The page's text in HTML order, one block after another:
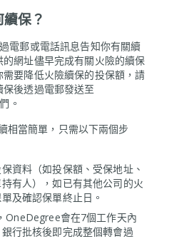
保？
電郵或電話訊息告知你有關續
網址儘早完成有關火險的續保
要降低火險續保的投保額，請
後透過電郵發送至
。
相當簡單，只需以下兩個步
資料（如投保額、受保地址、
有人），如已有其他公司的火
及確認保單終止日。
OneDegree會在7個工作天內
行批核後即完成整個轉會過